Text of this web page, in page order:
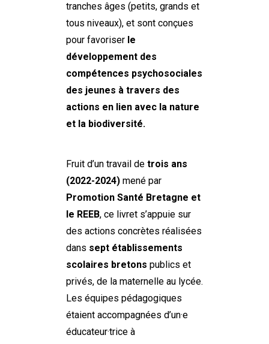
tranches âges (petits, grands et
tous niveaux), et sont conçues
pour favoriser le
développement des
compétences psychosociales
des jeunes à travers des
actions en lien avec la nature
et la biodiversité.
Fruit d’un travail de trois ans
(2022-2024) mené par
Promotion Santé Bretagne et
le REEB, ce livret s’appuie sur
des actions concrètes réalisées
dans sept établissements
scolaires bretons publics et
privés, de la maternelle au lycée.
Les équipes pédagogiques
étaient accompagnées d’un·e
éducateur·trice à